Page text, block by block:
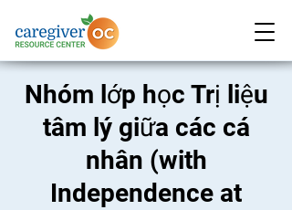
Nhóm lớp học Trị liệu
tâm lý giữa các cá
nhân (with
Independence at